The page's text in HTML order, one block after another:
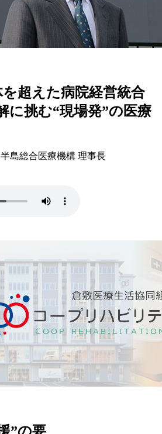
超えた病院経営統合
に挑む“現場発”の医療
島総合医療機構 理事長